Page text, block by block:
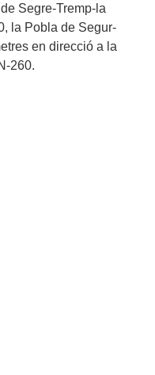
Segre-Tremp-la
la Pobla de Segur-
en direcció a la
260.